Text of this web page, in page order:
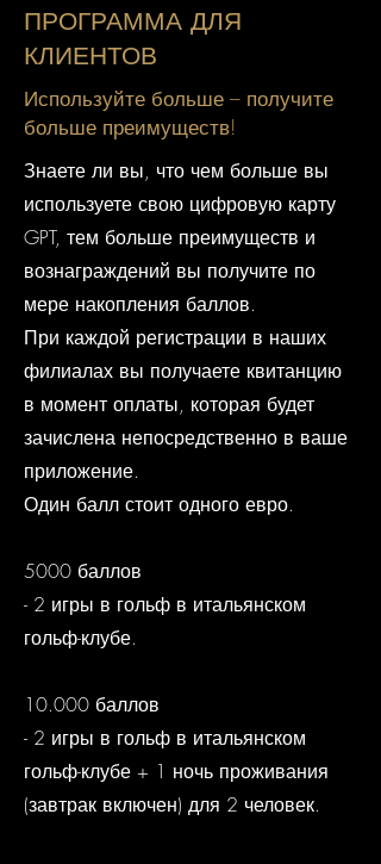
ПРОГРАММА ДЛЯ
КЛИЕНТОВ
Используйте больше – получите
больше преимуществ!
Знаете ли вы, что чем больше вы
используете свою цифровую карту
GPT, тем больше преимуществ и
вознаграждений вы получите по
мере накопления баллов.
При каждой регистрации в наших
филиалах вы получаете квитанцию ​​
в момент оплаты, которая будет
зачислена непосредственно в ваше
приложение.
Один балл стоит одного евро.
5000 баллов
- 2 игры в гольф в итальянском
гольф-клубе.
10.000 баллов
- 2 игры в гольф в итальянском
гольф-клубе + 1 ночь проживания
(завтрак включен) для 2 человек.